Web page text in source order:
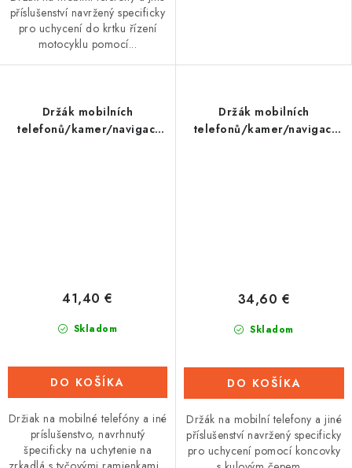
příslušenství navržený specificky
pro uchycení do krtku řízení
motocyklu pomocí...
Držák mobilních
telefonů/kamer/navigací
Skladom
41,40 €
DO KOŠÍKA
Držiak na mobilné telefóny a iné
príslušenstvo, navrhnutý
špecificky na uchytenie na
Držák mobilních
telefonů/kamer/navigací
Skladom
34,60 €
DO KOŠÍKA
Držák na mobilní telefony a jiné
příslušenství navržený specificky
pro uchycení pomocí koncovky